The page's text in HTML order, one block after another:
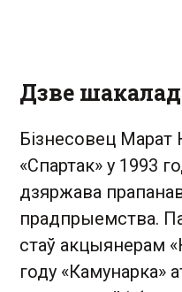
Дзве
Бізнесовец
«Спартак» у 1993
дзяржава
прадпрыемства.
стаў акцыянерам
году «Камунарка»